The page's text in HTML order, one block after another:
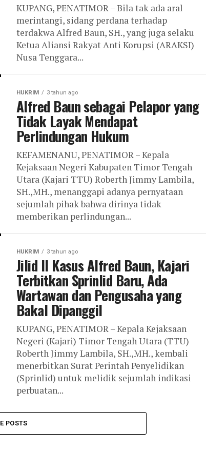
KUPANG, PENATIMOR – Bila tak ada aral
merintangi, sidang perdana terhadap
terdakwa Alfred Baun, SH., yang juga selaku
Ketua Aliansi Rakyat Anti Korupsi (ARAKSI)
Nusa Tenggara...
HUKRIM 3 tahun ago
Alfred Baun sebagai Pelapor yang
Tidak Layak Mendapat
Perlindungan Hukum
KEFAMENANU, PENATIMOR – Kepala
Kejaksaan Negeri Kabupaten Timor Tengah
Utara (Kajari TTU) Roberth Jimmy Lambila,
SH.,MH., menanggapi adanya pernyataan
sejumlah pihak bahwa dirinya tidak
memberikan perlindungan...
HUKRIM 3 tahun ago
Jilid II Kasus Alfred Baun, Kajari
Terbitkan Sprinlid Baru, Ada
Wartawan dan Pengusaha yang
Bakal Dipanggil
KUPANG, PENATIMOR – Kepala Kejaksaan
Negeri (Kajari) Timor Tengah Utara (TTU)
Roberth Jimmy Lambila, SH.,MH., kembali
menerbitkan Surat Perintah Penyelidikan
(Sprinlid) untuk melidik sejumlah indikasi
perbuatan...
POSTS